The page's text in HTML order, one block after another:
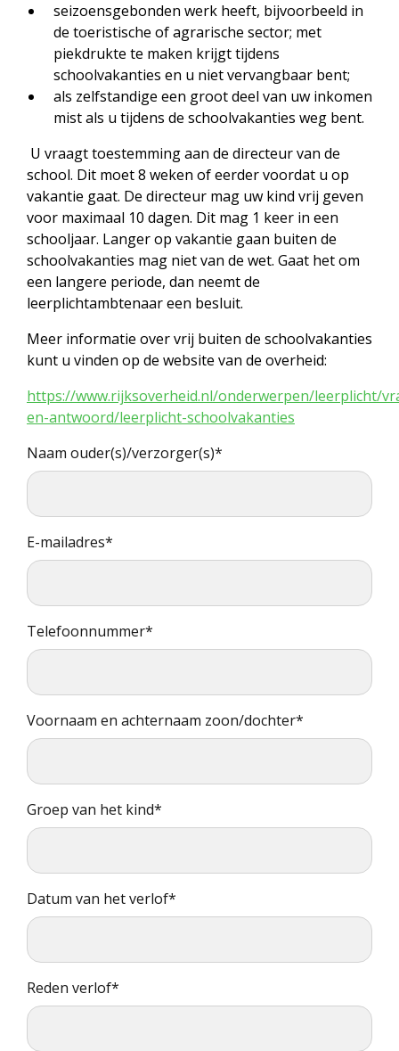
seizoensgebonden werk heeft, bijvoorbeeld in
de toeristische of agrarische sector; met
piekdrukte te maken krijgt tijdens
schoolvakanties en u niet vervangbaar bent;
als zelfstandige een groot deel van uw inkomen
mist als u tijdens de schoolvakanties weg bent.
U vraagt toestemming aan de directeur van de
school. Dit moet 8 weken of eerder voordat u op
vakantie gaat. De directeur mag uw kind vrij geven
voor maximaal 10 dagen. Dit mag 1 keer in een
schooljaar. Langer op vakantie gaan buiten de
schoolvakanties mag niet van de wet. Gaat het om
een langere periode, dan neemt de
leerplichtambtenaar een besluit.
Meer informatie over vrij buiten de schoolvakanties
kunt u vinden op de website van de overheid:
https://www.rijksoverheid.nl/onderwerpen/leerplicht/
en-antwoord/leerplicht-schoolvakanties
Call
me
by
fax
Naam ouder(s)/verzorger(s)*
E-mailadres*
Telefoonnummer*
Voornaam en achternaam zoon/dochter*
Groep van het kind*
Datum van het verlof*
Reden verlof*